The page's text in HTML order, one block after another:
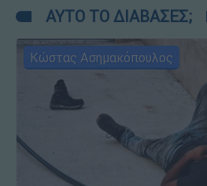
ΑΥΤΟ ΤΟ ΔΙΑΒΑΣΕΣ;
Κώστας Ασημακόπουλος